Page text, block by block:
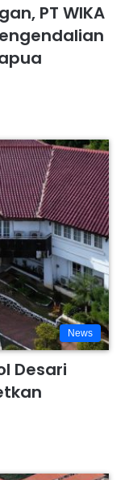
PT WIKA
News
Desari